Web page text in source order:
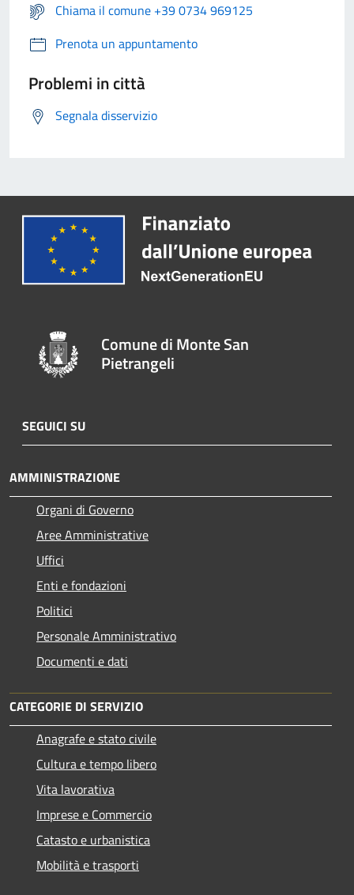
Chiama il comune +39 0734 969125
Prenota un appuntamento
Problemi in città
Segnala disservizio
Comune di Monte San
Pietrangeli
SEGUICI SU
AMMINISTRAZIONE
Organi di Governo
Aree Amministrative
Uffici
Enti e fondazioni
Politici
Personale Amministrativo
Documenti e dati
CATEGORIE DI SERVIZIO
Anagrafe e stato civile
Cultura e tempo libero
Vita lavorativa
Imprese e Commercio
Catasto e urbanistica
Mobilità e trasporti